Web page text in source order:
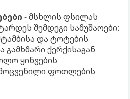
- მსხლის ფსილას
შემდეგი სამუშაოები:
და ტოტების
გამხმარი ქერქისაგან
ყინვების
ფოთლების